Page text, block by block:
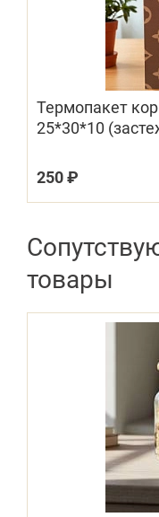
Термопакет
25*30*10
250 ₽
товары